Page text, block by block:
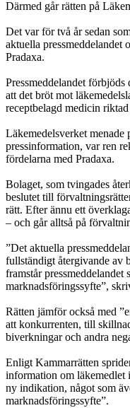
Därmed går rätten på
Det var för två år sedan
aktuella pressmeddelandet
Pradaxa.
Pressmeddelandet
att det bröt mot
receptbelagd medicin
Läkemedelsverket menade
pressinformation, var ren
fördelarna med Pradaxa.
Bolaget, som tvingades
beslutet till
rätt. Efter ännu ett
– och går alltså på
”Det aktuella
fullständigt återgivande av
framstår
marknadsföringssyfte”,
Rätten jämför också med
att konkurrenten, till
biverkningar och andra
Enligt Kammarrätten
information om läkemedlet
ny indikation, något som
marknadsföringssyfte”.